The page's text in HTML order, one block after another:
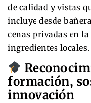
de calidad y vistas
incluye desde
cenas privadas en
ingredientes locales.
formación,
innovación